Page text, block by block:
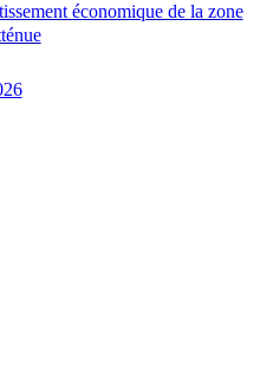
économique de la zone